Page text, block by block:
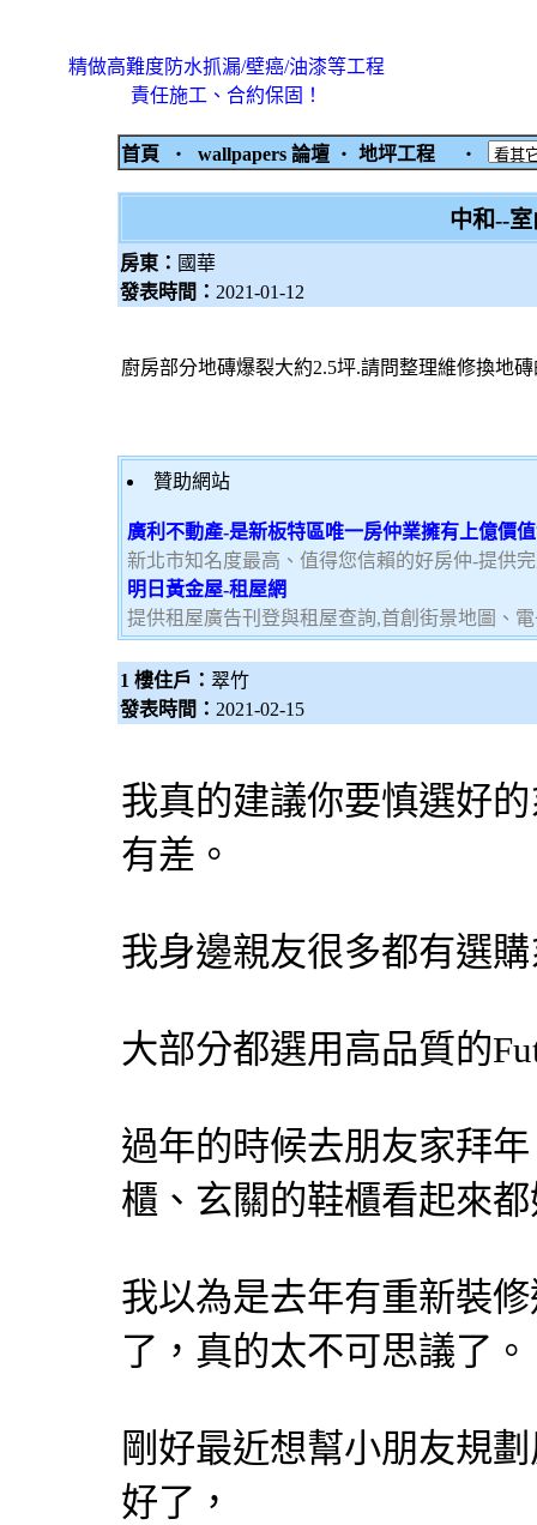
精做高難度防水抓漏/壁癌/油漆等工程
責任施工、合約保固！
首頁 ‧ wallpapers 論壇 ‧ 地坪工程 ‧
中和--
房東： 國華
發表時間： 2021-01-12
廚房部分地磚爆裂大約2.5坪.請問整理維修換地磚
贊助網站
廣利不動產-是新板特區唯一房仲業擁有上億價
新北市知名度最高、值得您信賴的好房仲-提供
明日黃金屋-租屋網
提供租屋廣告刊登與租屋查詢,首創街景地圖、
1 樓住戶： 翠竹
發表時間： 2021-02-15
我真的建議你要慎選好的
有差。
我身邊親友很多都有選購
大部分都選用高品質的
過年的時候去朋友家拜
櫃、玄關的鞋櫃看起來
我以為是去年有重新裝
了，真的太不可思議了。
剛好最近想幫小朋友規
好了，